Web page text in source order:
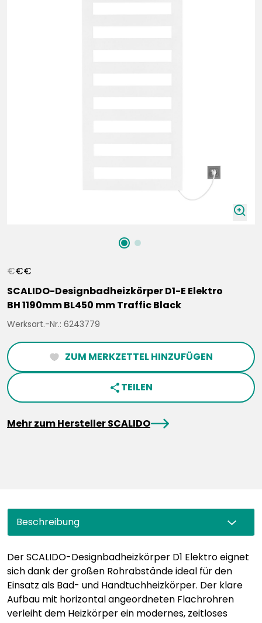
zoomIn
€€€
SCALIDO-Designbadheizkörper D1-E Elektro
BH 1190mm BL450 mm Traffic Black
Werksart.-Nr.: 6243779
heartFilled ZUM MERKZETTEL HINZUFÜGEN
share TEILEN
Mehr zum Hersteller SCALIDOarrowRight
Beschreibung
Der SCALIDO-Designbadheizkörper D1 Elektro eignet
sich dank der großen Rohrabstände ideal für den
Einsatz als Bad- und Handtuchheizkörper. Der klare
Aufbau mit horizontal angeordneten Flachrohren
verleiht dem Heizkörper ein modernes, zeitloses